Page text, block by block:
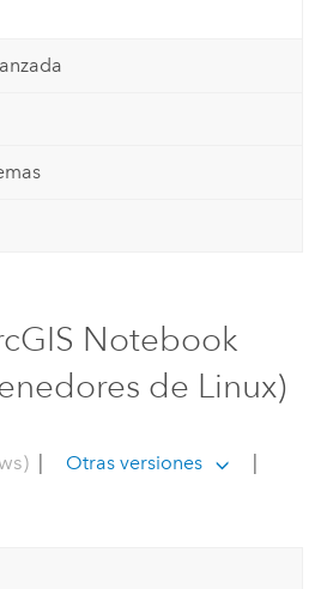
Notebook
de Linux)
| Otras versiones
|